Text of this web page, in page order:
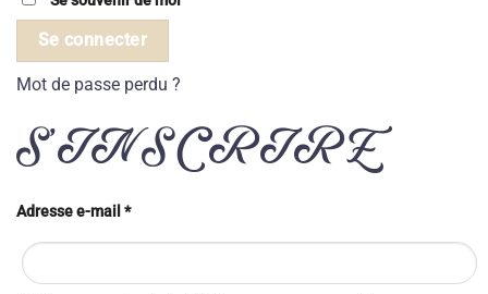
Se connecter
Mot de passe perdu ?
S’INSCRIRE
Adresse e-mail *Obligatoire